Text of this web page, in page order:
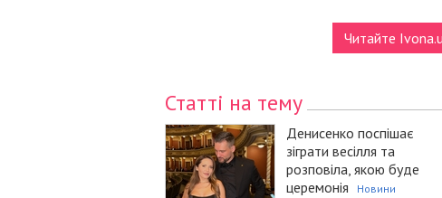
Читайте
Статті на тему
Денисенко поспішає
зіграти весілля та
розповіла, якою буде
церемонія
Новини